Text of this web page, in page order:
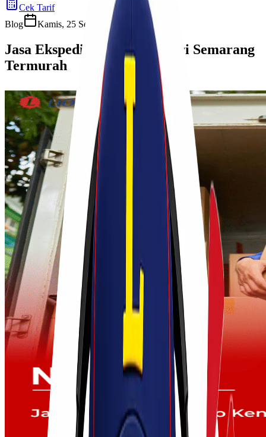
Cek Tarif
Blog
Kamis, 25 September 2025
Jasa Ekspedisi Cargo Kendari Semarang
Termurah